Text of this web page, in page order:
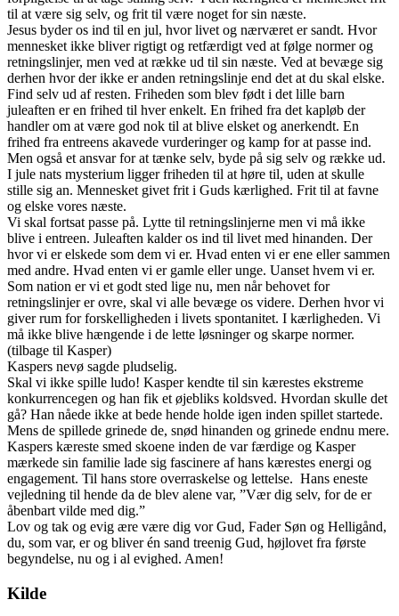
til at være sig selv, og frit til være noget for sin næste.
Jesus byder os ind til en jul, hvor livet og nærværet er sandt. Hvor
mennesket ikke bliver rigtigt og retfærdigt ved at følge normer og
retningslinjer, men ved at række ud til sin næste. Ved at bevæge sig
derhen hvor der ikke er anden retningslinje end det at du skal elske.
Find selv ud af resten. Friheden som blev født i det lille barn
juleaften er en frihed til hver enkelt. En frihed fra det kapløb der
handler om at være god nok til at blive elsket og anerkendt. En
frihed fra entreens akavede vurderinger og kamp for at passe ind.
Men også et ansvar for at tænke selv, byde på sig selv og række ud.
I jule nats mysterium ligger friheden til at høre til, uden at skulle
stille sig an. Mennesket givet frit i Guds kærlighed. Frit til at favne
og elske vores næste.
Vi skal fortsat passe på. Lytte til retningslinjerne men vi må ikke
blive i entreen. Juleaften kalder os ind til livet med hinanden. Der
hvor vi er elskede som dem vi er. Hvad enten vi er ene eller sammen
med andre. Hvad enten vi er gamle eller unge. Uanset hvem vi er.
Som nation er vi et godt sted lige nu, men når behovet for
retningslinjer er ovre, skal vi alle bevæge os videre. Derhen hvor vi
giver rum for forskelligheden i livets spontanitet. I kærligheden. Vi
må ikke blive hængende i de lette løsninger og skarpe normer.
(tilbage til Kasper)
Kaspers nevø sagde pludselig.
Skal vi ikke spille ludo! Kasper kendte til sin kærestes ekstreme
konkurrencegen og han fik et øjebliks koldsved. Hvordan skulle det
gå? Han nåede ikke at bede hende holde igen inden spillet startede.
Mens de spillede grinede de, snød hinanden og grinede endnu mere.
Kaspers kæreste smed skoene inden de var færdige og Kasper
mærkede sin familie lade sig fascinere af hans kærestes energi og
engagement. Til hans store overraskelse og lettelse. Hans eneste
vejledning til hende da de blev alene var, ”Vær dig selv, for de er
åbenbart vilde med dig.”
Lov og tak og evig ære være dig vor Gud, Fader Søn og Helligånd,
du, som var, er og bliver én sand treenig Gud, højlovet fra første
begyndelse, nu og i al evighed. Amen!
Kilde